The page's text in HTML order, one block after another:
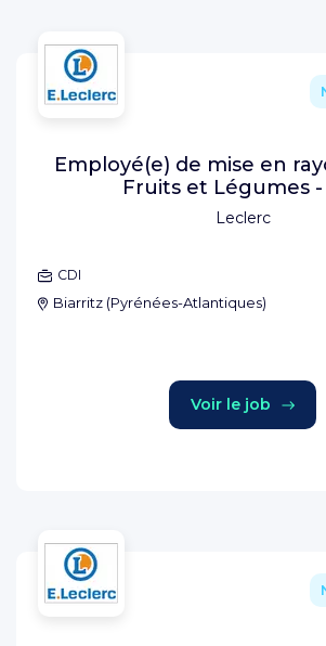
Leclerc
Employé(e) de mise en
Fruits et Légumes -
CDI
Biarritz (Pyrénées-Atlantiques)
Voir le job